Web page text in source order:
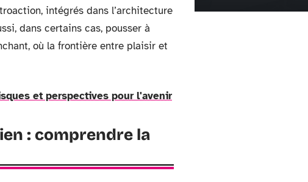
intégrés dans l’architecture
dans certains cas, pousser à
où la frontière entre plaisir et
et perspectives pour l'avenir
: comprendre la